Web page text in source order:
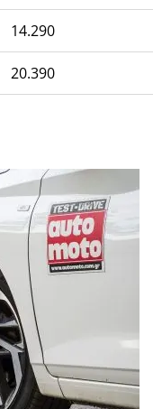
14.290
20.390